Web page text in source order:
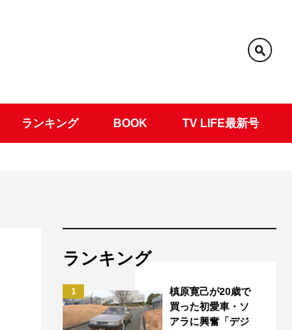
ランキング BOOK TV LIFE最新号
ランキング
1
槙原寛己が20歳で
買った初愛車・ソ
アラに興奮「デジ